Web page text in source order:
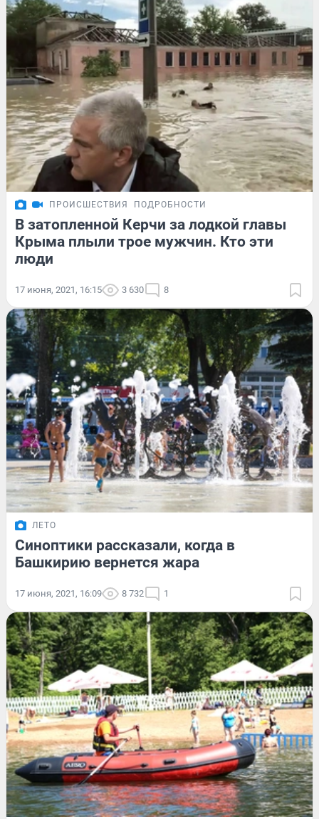
ПРОИСШЕСТВИЯ ПОДРОБНОСТИ
В затопленной Керчи за лодкой главы
Крыма плыли трое мужчин. Кто эти
люди
17 июня, 2021, 16:15 3 630 8
ЛЕТО
Синоптики рассказали, когда в
Башкирию вернется жара
17 июня, 2021, 16:09 8 732 1